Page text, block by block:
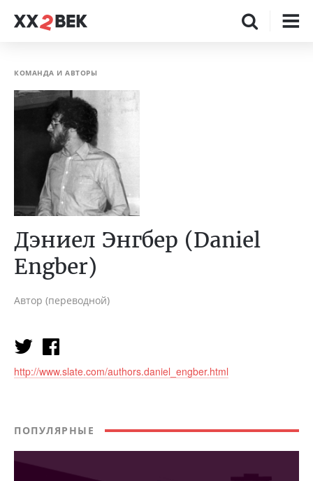
КОМАНДА И АВТОРЫ
Дэниел Энгбер (Daniel
Engber)
Автор (переводной)
http://www.slate.com/authors.daniel_engber.html
ПОПУЛЯРНЫЕ